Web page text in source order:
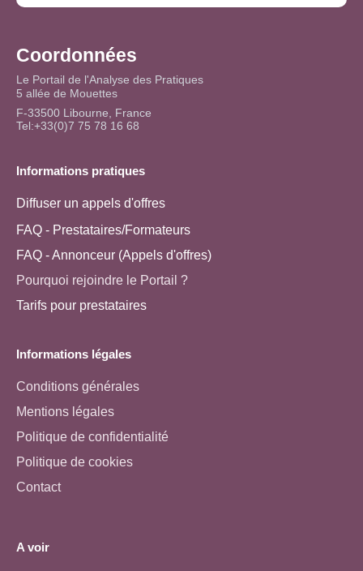
Coordonnées
Le Portail de l'Analyse des Pratiques
5 allée de Mouettes
F-33500 Libourne, France
Tel:+33(0)7 75 78 16 68
Informations pratiques
Diffuser un appels d'offres
FAQ - Prestataires/Formateurs
FAQ - Annonceur (Appels d'offres)
Pourquoi rejoindre le Portail ?
Tarifs pour prestataires
Informations légales
Conditions générales
Mentions légales
Politique de confidentialité
Politique de cookies
Contact
A voir